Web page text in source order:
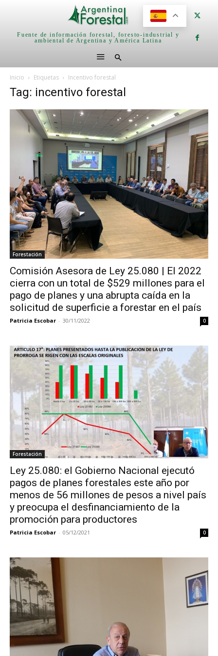
Fuente de información forestal, foresto-industrial y
ambiental de Argentina y América Latina
Inicio Etiquetas Incentivo forestal
Tag: incentivo forestal
Forestación
Comisión Asesora de Ley 25.080 | El 2022
cierra con un total de $529 millones para el
pago de planes y una abrupta caída en la
solicitud de superficie a forestar en el país
Patricia Escobar - 30/11/2022 0
Forestación
Ley 25.080: el Gobierno Nacional ejecutó
pagos de planes forestales este año por
menos de 56 millones de pesos a nivel país
y preocupa el desfinanciamiento de la
promoción para productores
Patricia Escobar - 05/12/2021 0